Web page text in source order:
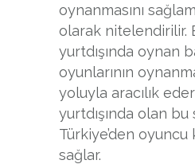
oynanmasını
olarak nitelendirilir.
yurtdışında oynan
oyunlarının
yoluyla aracılık
yurtdışında olan
Türkiye’den oyuncu
sağlar.